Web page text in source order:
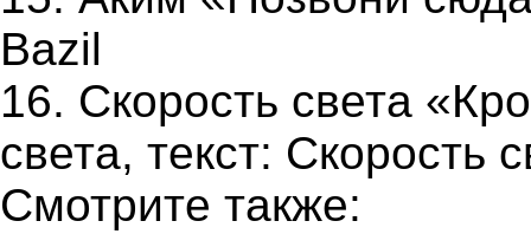
Bazil
16. Скорость света
света, текст: Скорость
Смотрите также: